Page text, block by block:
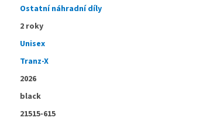
Ostatní náhradní díly
2 roky
Unisex
Tranz-X
2026
black
21515-615